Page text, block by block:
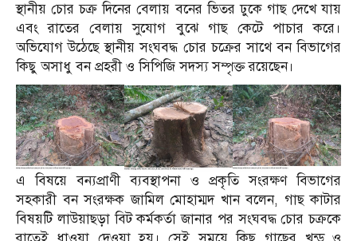
স্থানীয় চোর চক্র দিনের বেলায় বনের ভিতর ঢুকে গাছ দেখে যায়
এবং রাতের বেলায় সুযোগ বুঝে গাছ কেটে পাচার করে।
অভিযোগ উঠেছে স্থানীয় সংঘবদ্ধ চোর চক্রের সাথে বন বিভাগের
কিছু অসাধু বন প্রহরী ও সিপিজি সদস্য সম্পৃক্ত রয়েছেন।
এ বিষয়ে বন্যপ্রাণী ব্যবস্থাপনা ও প্রকৃতি সংরক্ষণ বিভাগের
সহকারী বন সংরক্ষক জামিল মোহাম্মদ খান বলেন, গাছ কাটার
বিষয়টি লাউয়াছড়া বিট কর্মকর্তা জানার পর সংঘবদ্ধ চোর চক্রকে